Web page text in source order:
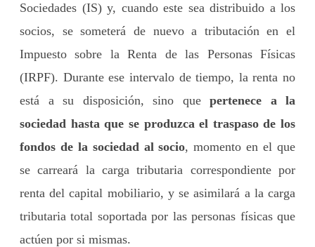
Sociedades (IS) y, cuando este sea distribuido a los
socios, se someterá de nuevo a tributación en el
Impuesto sobre la Renta de las Personas Físicas
(IRPF). Durante ese intervalo de tiempo, la renta no
está a su disposición, sino que pertenece a la
sociedad hasta que se produzca el traspaso de los
fondos de la sociedad al socio, momento en el que
se carreará la carga tributaria correspondiente por
renta del capital mobiliario, y se asimilará a la carga
tributaria total soportada por las personas físicas que
actúen por si mismas.